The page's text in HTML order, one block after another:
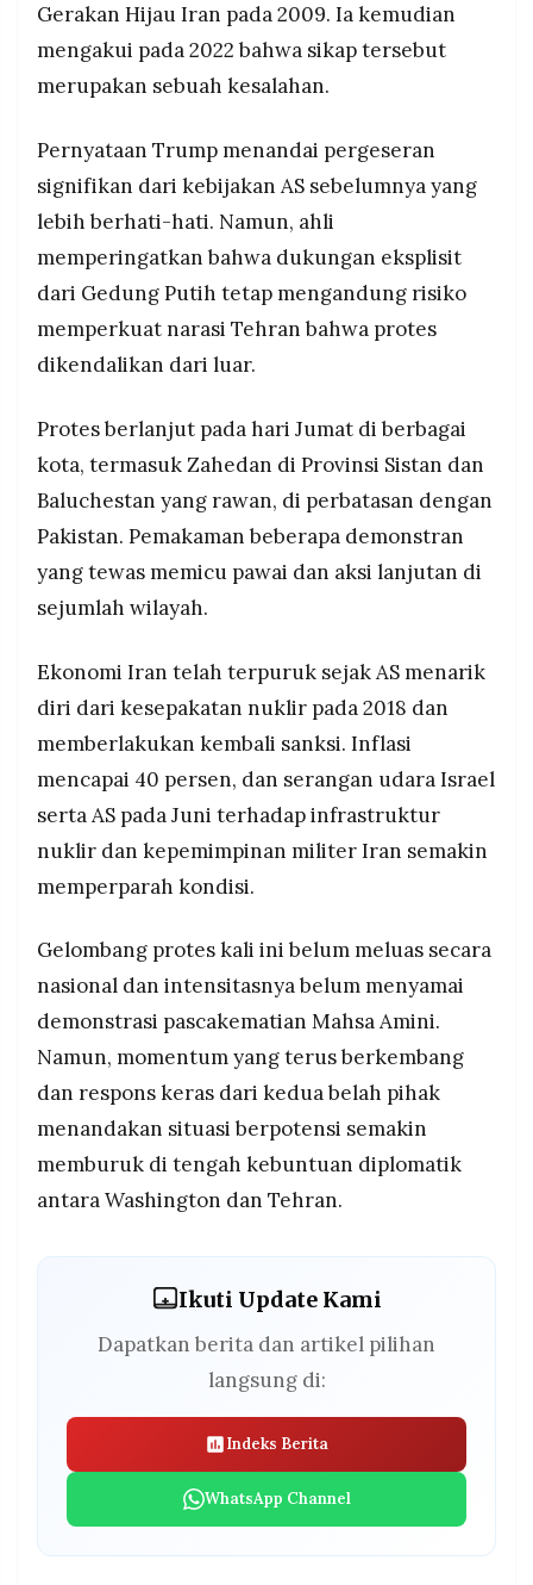
Gerakan Hijau Iran pada 2009. Ia kemudian
mengakui pada 2022 bahwa sikap tersebut
merupakan sebuah kesalahan.
Pernyataan Trump menandai pergeseran
signifikan dari kebijakan AS sebelumnya yang
lebih berhati-hati. Namun, ahli
memperingatkan bahwa dukungan eksplisit
dari Gedung Putih tetap mengandung risiko
memperkuat narasi Tehran bahwa protes
dikendalikan dari luar.
Protes berlanjut pada hari Jumat di berbagai
kota, termasuk Zahedan di Provinsi Sistan dan
Baluchestan yang rawan, di perbatasan dengan
Pakistan. Pemakaman beberapa demonstran
yang tewas memicu pawai dan aksi lanjutan di
sejumlah wilayah.
Ekonomi Iran telah terpuruk sejak AS menarik
diri dari kesepakatan nuklir pada 2018 dan
memberlakukan kembali sanksi. Inflasi
mencapai 40 persen, dan serangan udara Israel
serta AS pada Juni terhadap infrastruktur
nuklir dan kepemimpinan militer Iran semakin
memperparah kondisi.
Gelombang protes kali ini belum meluas secara
nasional dan intensitasnya belum menyamai
demonstrasi pascakematian Mahsa Amini.
Namun, momentum yang terus berkembang
dan respons keras dari kedua belah pihak
menandakan situasi berpotensi semakin
memburuk di tengah kebuntuan diplomatik
antara Washington dan Tehran.
Ikuti Update Kami
Dapatkan berita dan artikel pilihan
langsung di:
Indeks Berita
WhatsApp Channel